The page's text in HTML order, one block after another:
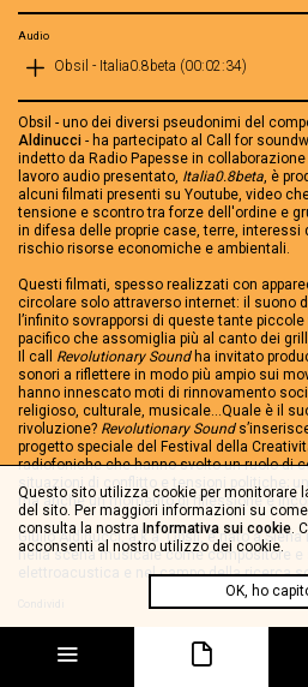
Audio
Obsil - Italia0.8beta (00:02:34)
Obsil - uno dei diversi pseudonimi del
Aldinucci - ha partecipato al Call for
indetto da Radio Papesse in collaborazione
lavoro audio presentato, Italia0.8beta, è
alcuni filmati presenti su Youtube, video
tensione e scontro tra forze dell'ordine e
in difesa delle proprie case, terre, interessi
rischio risorse economiche e ambientali.
Questi filmati, spesso realizzati con
circolare solo attraverso internet: il suono
l’infinito sovrapporsi di queste tante
pacifico che assomiglia più al canto dei
Il call Revolutionary Sound ha invitato
sonori a riflettere in modo più ampio sui
hanno innescato moti di rinnovamento
religioso, culturale, musicale...Quale è il
rivoluzione? Revolutionary Sound
progetto speciale del Festival della
radiofoniche che hanno svolto un ruolo di
situazioni di conflitto e tensioni politiche;
ma anche un momento di riflessione e
Giulio Aldinucci, a.k.a. Obsil, è nato a
nella scena musicale come compositore
elettroacustica e nel campo della ricerca
Condividi
Questo sito utilizza cookie per monitorare
del sito. Per maggiori informazioni su
consulta la nostra Informativa sui cookie.
acconsenti al nostro utilizzo dei cookie.
OK, ho